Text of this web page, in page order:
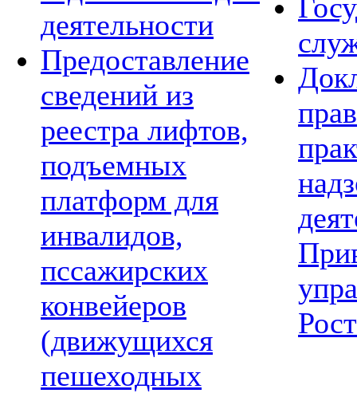
деятельности
Предоставление
сведений из
реестра лифтов,
подъемных
платформ для
инвалидов,
пссажирских
конвейеров
(движущихся
пешеходных